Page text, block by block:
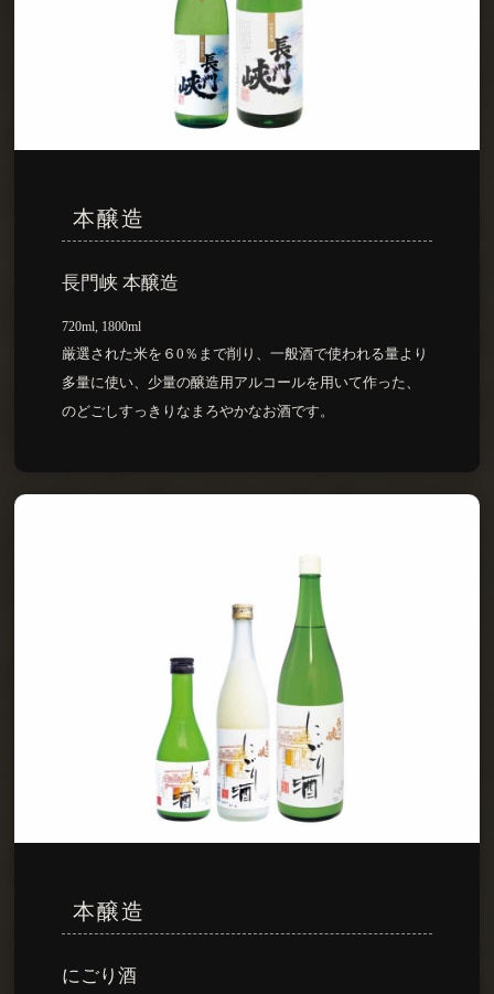
本醸造
長門峡 本醸造
720ml, 1800ml
厳選された米を６0％まで削り、一般酒で使われる量より
多量に使い、少量の醸造用アルコールを用いて作った、
のどごしすっきりなまろやかなお酒です。
本醸造
にごり酒